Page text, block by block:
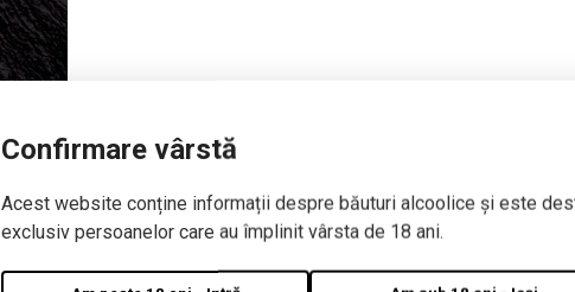
Confirmare vârstă
Acest website conține informații despre băuturi alcoolice și este
exclusiv persoanelor care au împlinit vârsta de 18 ani.